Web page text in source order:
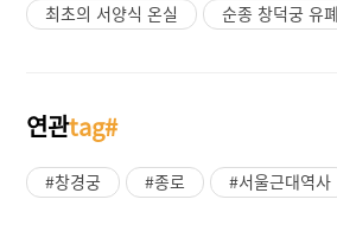
최초의 서양식 온실
순종 창덕궁 유폐
연관tag#
#창경궁 #종로 #서울근대역사